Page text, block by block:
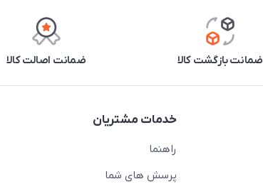
ضمانت بازگشت کالا ضمانت اصالت کالا
خدمات مشتریان
راهنما
پرسش های شما